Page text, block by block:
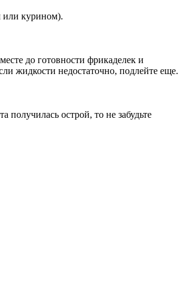
или курином).
до готовности фрикаделек и
жидкости недостаточно, подлейте еще.
острой, то не забудьте